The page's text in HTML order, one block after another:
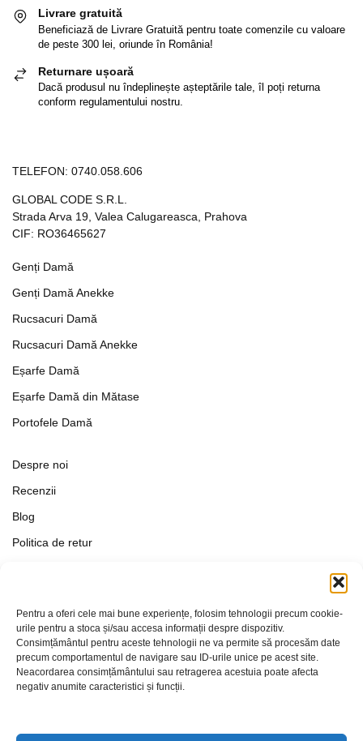
Pentru a oferi cele mai bune experiențe, folosim tehnologii precum cookie-
urile pentru a stoca și/sau accesa informații despre dispozitiv.
Consimțământul pentru aceste tehnologii ne va permite să procesăm date
precum comportamentul de navigare sau ID-urile unice pe acest site.
Neacordarea consimțământului sau retragerea acestuia poate afecta
negativ anumite caracteristici și funcții.
Livrare gratuită
Beneficiază de Livrare Gratuită pentru toate comenzile cu valoare
de peste 300 lei, oriunde în România!
Returnare ușoară
Dacă produsul nu îndeplinește așteptările tale, îl poți returna
conform regulamentului nostru.
TELEFON: 0740.058.606
GLOBAL CODE S.R.L.
Strada Arva 19, Valea Calugareasca, Prahova
CIF: RO36465627
Genți Damă
Genți Damă Anekke
Rucsacuri Damă
Rucsacuri Damă Anekke
Eșarfe Damă
Eșarfe Damă din Mătase
Portofele Damă
Despre noi
Recenzii
Blog
Politica de retur
Politica de Confidențialitate
Politica de cookies
Setări Cookie-uri
Contact